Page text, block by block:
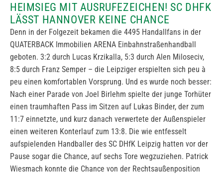
HEIMSIEG MIT AUSRUFEZEICHEN! SC DHFK
LÄSST HANNOVER KEINE CHANCE
Denn in der Folgezeit bekamen die 4495 Handallfans in der
QUATERBACK Immobilien ARENA Einbahnstraßenhandball
geboten. 3:2 durch Lucas Krzikalla, 5:3 durch Alen Miloseciv,
8:5 durch Franz Semper – die Leipziger erspielten sich peu à
peu einen komfortablen Vorsprung. Und es wurde noch besser:
Nach einer Parade von Joel Birlehm spielte der junge Torhüter
einen traumhaften Pass im Sitzen auf Lukas Binder, der zum
11:7 einnetzte, und kurz danach verwertete der Außenspieler
einen weiteren Konterlauf zum 13:8. Die wie entfesselt
aufspielenden Handballer des SC DHfK Leipzig hatten vor der
Pause sogar die Chance, auf sechs Tore wegzuziehen. Patrick
Wiesmach konnte die Chance von der Rechtsaußenposition